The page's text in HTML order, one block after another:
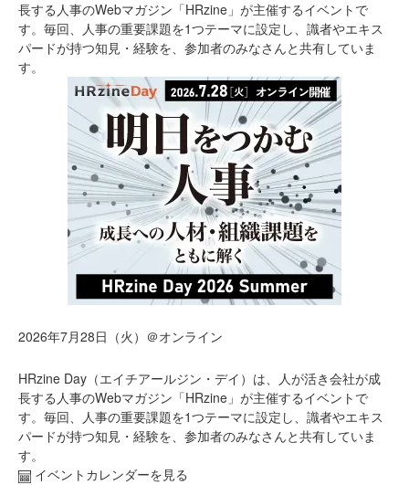
長する人事のWebマガジン「HRzine」が主催するイベントで
す。毎回、人事の重要課題を1つテーマに設定し、識者やエキス
パードが持つ知見・経験を、参加者のみなさんと共有していま
す。
2026年7月28日（火）＠オンライン
HRzine Day（エイチアールジン・デイ）は、人が活き会社が成
長する人事のWebマガジン「HRzine」が主催するイベントで
す。毎回、人事の重要課題を1つテーマに設定し、識者やエキス
パードが持つ知見・経験を、参加者のみなさんと共有していま
す。
イベントカレンダーを見る